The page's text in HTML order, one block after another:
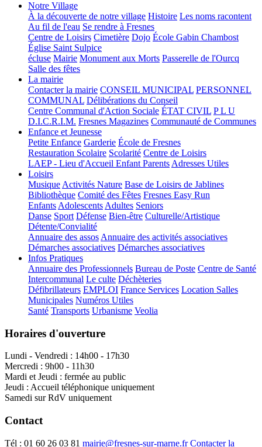
Notre Village
À la découverte de notre village Histoire Les noms racontent
Au fil de l'eau Se rendre à Fresnes
Centre de Loisirs Cimetière Dojo École Gabin Chambost
Église Saint Sulpice
écluse Mairie Monument aux Morts Passerelle de l'Ourcq
Salle des fêtes
La mairie
Contacter la mairie CONSEIL MUNICIPAL PERSONNEL
COMMUNAL Délibérations du Conseil
Centre Communal d'Action Sociale ÉTAT CIVIL P L U
D.I.C.R.I.M. Fresnes Magazines Communauté de Communes
Enfance et Jeunesse
Petite Enfance Garderie École de Fresnes
Restauration Scolaire Scolarité Centre de Loisirs
LAEP - Lieu d'Accueil Enfant Parents Adresses Utiles
Loisirs
Musique Activités Nature Base de Loisirs de Jablines
Bibliothèque Comité des Fêtes Fresnes Easy Run
Enfants Adolescents Adultes Seniors
Danse Sport Défense Bien-être Culturelle/Artistique
Détente/Convialité
Annuaire des assos Annuaire des activités associatives
Démarches associatives Démarches associatives
Infos Pratiques
Annuaire des Professionnels Bureau de Poste Centre de Santé
Intercommunal Le culte Déchèteries
Défibrillateurs EMPLOI France Services Location Salles
Municipales Numéros Utiles
Santé Transports Urbanisme Veolia
Horaires d'ouverture
Lundi - Vendredi : 14h00 - 17h30
Mercredi : 9h00 - 11h30
Mardi et Jeudi : fermée au public
Jeudi : Accueil téléphonique uniquement
Samedi sur RdV uniquement
Contact
Tél : 01 60 26 03 81 mairie@fresnes-sur-marne.fr Contacter la